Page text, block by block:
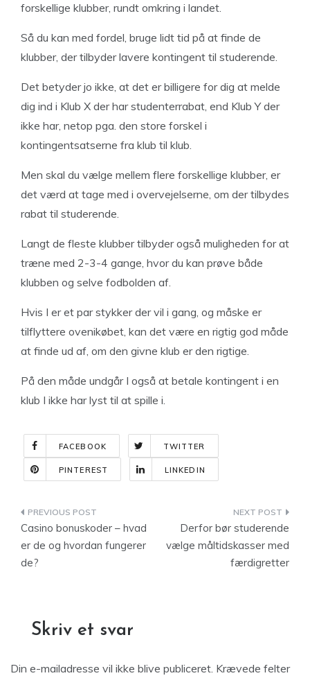
forskellige klubber, rundt omkring i landet.
Så du kan med fordel, bruge lidt tid på at finde de
klubber, der tilbyder lavere kontingent til studerende.
Det betyder jo ikke, at det er billigere for dig at melde
dig ind i Klub X der har studenterrabat, end Klub Y der
ikke har, netop pga. den store forskel i
kontingentsatserne fra klub til klub.
Men skal du vælge mellem flere forskellige klubber, er
det værd at tage med i overvejelserne, om der tilbydes
rabat til studerende.
Langt de fleste klubber tilbyder også muligheden for at
træne med 2-3-4 gange, hvor du kan prøve både
klubben og selve fodbolden af.
Hvis I er et par stykker der vil i gang, og måske er
tilflyttere ovenikøbet, kan det være en rigtig god måde
at finde ud af, om den givne klub er den rigtige.
På den måde undgår I også at betale kontingent i en
klub I ikke har lyst til at spille i.
FACEBOOK TWITTER
PINTEREST LINKEDIN
Indlægsnavigation
Casino bonuskoder – hvad
er de og hvordan fungerer
de?
Derfor bør studerende
vælge måltidskasser med
færdigretter
Skriv et svar
Din e-mailadresse vil ikke blive publiceret. Krævede felter